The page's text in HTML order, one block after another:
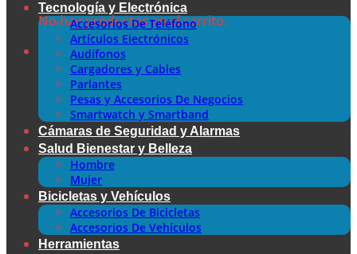
No hay productos en el carrito.
Tecnología y Electrónica
Accesorios De Teléfono
Artículos Electrónicos
Audífonos
Cargadores y Cables
Parlantes
Pesas y Accesorios De Negocios
Smartwatch y Smartband
Cámaras de Seguridad y Alarmas
Salud Bienestar y Belleza
Hombre
Mujer
Bicicletas y Vehículos
Accesorios De Bicicletas
Accesorios De Vehículos
Herramientas